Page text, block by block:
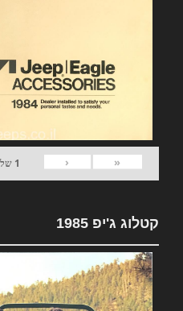
«
‹
1 של
קטלוג ג'יפ 1985